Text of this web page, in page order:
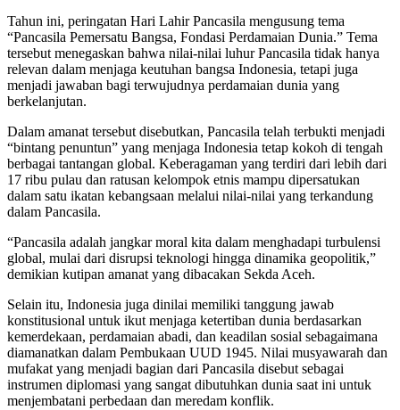
Tahun ini, peringatan Hari Lahir Pancasila mengusung tema
“Pancasila Pemersatu Bangsa, Fondasi Perdamaian Dunia.” Tema
tersebut menegaskan bahwa nilai-nilai luhur Pancasila tidak hanya
relevan dalam menjaga keutuhan bangsa Indonesia, tetapi juga
menjadi jawaban bagi terwujudnya perdamaian dunia yang
berkelanjutan.
Dalam amanat tersebut disebutkan, Pancasila telah terbukti menjadi
“bintang penuntun” yang menjaga Indonesia tetap kokoh di tengah
berbagai tantangan global. Keberagaman yang terdiri dari lebih dari
17 ribu pulau dan ratusan kelompok etnis mampu dipersatukan
dalam satu ikatan kebangsaan melalui nilai-nilai yang terkandung
dalam Pancasila.
“Pancasila adalah jangkar moral kita dalam menghadapi turbulensi
global, mulai dari disrupsi teknologi hingga dinamika geopolitik,”
demikian kutipan amanat yang dibacakan Sekda Aceh.
Selain itu, Indonesia juga dinilai memiliki tanggung jawab
konstitusional untuk ikut menjaga ketertiban dunia berdasarkan
kemerdekaan, perdamaian abadi, dan keadilan sosial sebagaimana
diamanatkan dalam Pembukaan UUD 1945. Nilai musyawarah dan
mufakat yang menjadi bagian dari Pancasila disebut sebagai
instrumen diplomasi yang sangat dibutuhkan dunia saat ini untuk
menjembatani perbedaan dan meredam konflik.